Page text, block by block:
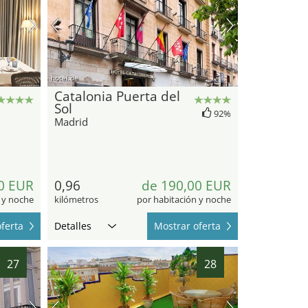
EUR
noche
hotel.de
Catalonia Puerta del
Sol
Madrid
92%
0,96
kilómetros
de 190,00 EUR
por habitación y noche
Detalles Mostrar oferta
27 28